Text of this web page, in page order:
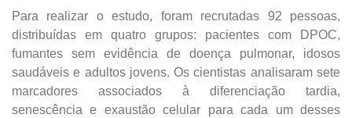
Para realizar o estudo, foram recrutadas 92 pessoas,
distribuídas em quatro grupos: pacientes com DPOC,
fumantes sem evidência de doença pulmonar, idosos
saudáveis e adultos jovens. Os cientistas analisaram sete
marcadores associados à diferenciação tardia,
senescência e exaustão celular para cada um desses